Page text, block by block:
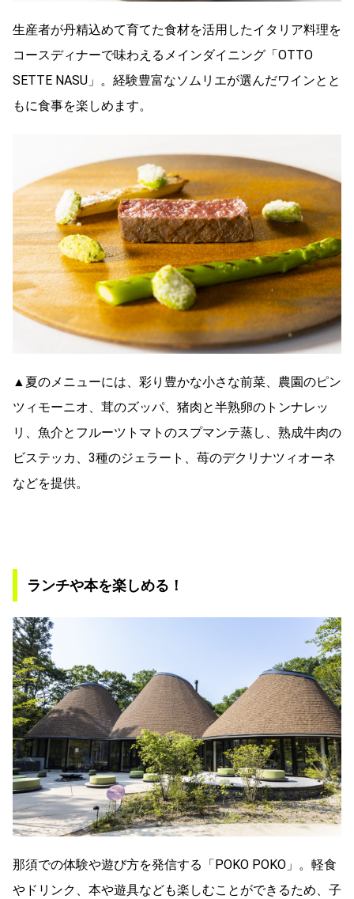
生産者が丹精込めて育てた食材を活用したイタリア料理を
コースディナーで味わえるメインダイニング「OTTO
SETTE NASU」。経験豊富なソムリエが選んだワインとと
もに食事を楽しめます。
▲夏のメニューには、彩り豊かな小さな前菜、農園のピン
ツィモーニオ、茸のズッパ、猪肉と半熟卵のトンナレッ
リ、魚介とフルーツトマトのスプマンテ蒸し、熟成牛肉の
ビステッカ、3種のジェラート、苺のデクリナツィオーネ
などを提供。
ランチや本を楽しめる！
那須での体験や遊び方を発信する「POKO POKO」。軽食
やドリンク、本や遊具なども楽しむことができるため、子